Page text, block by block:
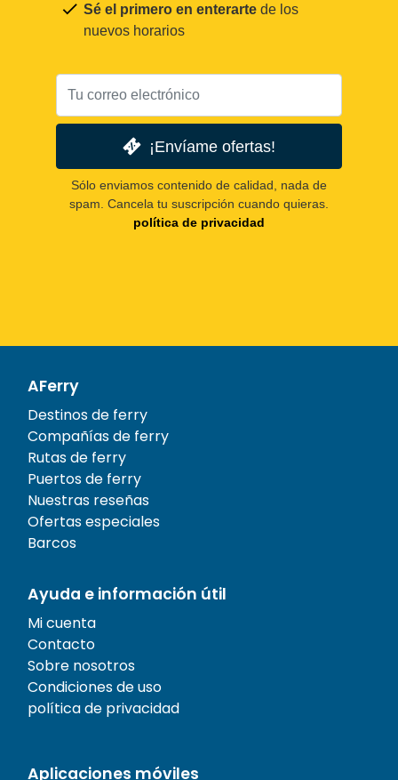
Sé el primero en enterarte de los
nuevos horarios
¡Envíame ofertas!
Sólo enviamos contenido de calidad, nada de
spam. Cancela tu suscripción cuando quieras.
política de privacidad
AFerry
Destinos de ferry
Compañías de ferry
Rutas de ferry
Puertos de ferry
Nuestras reseñas
Ofertas especiales
Barcos
Ayuda e información útil
Mi cuenta
Contacto
Sobre nosotros
Condiciones de uso
política de privacidad
Aplicaciones móviles